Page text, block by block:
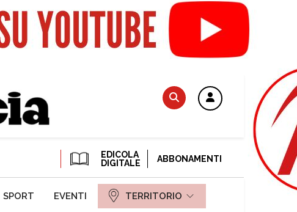
EDICOLA
DIGITALE
ABBONAMENTI
SPORT EVENTI TERRITORIO